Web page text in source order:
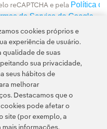
reCAPTCHA e pela Política de
de Serviço do Google
Informação legal
cookies Configuração de cookies
de denúncias
cookies próprios e
experiência de usuário.
qualidade de suas
sua privacidade,
seus hábitos de
melhorar
Destacamos que o
pode afetar o
site (por exemplo, a
informações,